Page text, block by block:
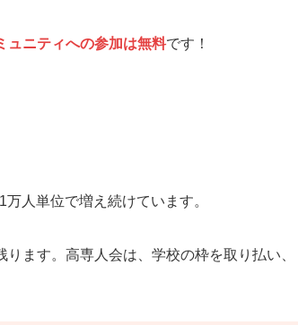
ュニティへの参加は無料です！
万人単位で増え続けています。
ます。高専人会は、学校の枠を取り払い、